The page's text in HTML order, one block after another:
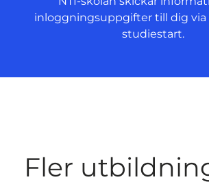
inloggningsuppgifter till dig via
studiestart.
Fler